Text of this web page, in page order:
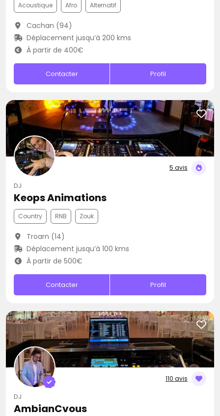
Acoustique Afro Alternatif
Cachan (94)
Déplacement jusqu’à 200 kms
À partir de 400€
Contacter Profil
5 avis
DJ
Keops Animations
Country RNB Zouk
Troarn (14)
Déplacement jusqu’à 100 kms
À partir de 500€
Contacter Profil
110 avis
DJ
AmbianCvous